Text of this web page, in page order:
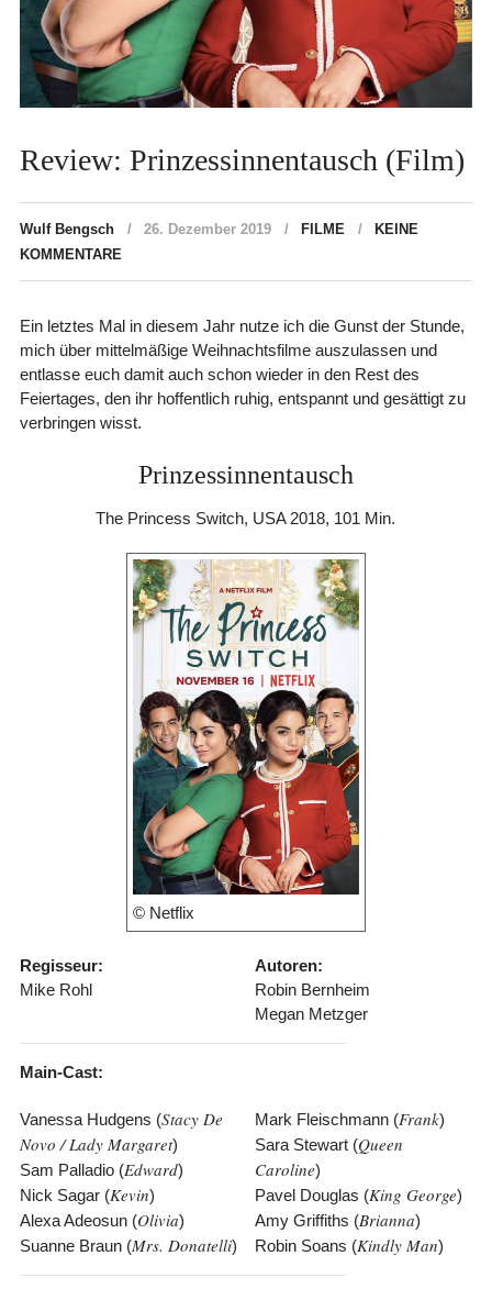
Review: Prinzessinnentausch (Film)
Wulf Bengsch 26. Dezember 2019 FILME
KEINE
KOMMENTARE
Ein letztes Mal in diesem Jahr nutze ich die Gunst der Stunde,
mich über mittelmäßige Weihnachtsfilme auszulassen und
entlasse euch damit auch schon wieder in den Rest des
Feiertages, den ihr hoffentlich ruhig, entspannt und gesättigt zu
verbringen wisst.
Prinzessinnentausch
The Princess Switch, USA 2018, 101 Min.
© Netflix
Regisseur:
Mike Rohl
Autoren:
Robin Bernheim
Megan Metzger
Main-Cast:
Vanessa Hudgens (Stacy De
Novo / Lady Margaret)
Sam Palladio (Edward)
Nick Sagar (Kevin)
Alexa Adeosun (Olivia)
Suanne Braun (Mrs. Donatelli)
Mark Fleischmann (Frank)
Sara Stewart (Queen
Caroline)
Pavel Douglas (King George)
Amy Griffiths (Brianna)
Robin Soans (Kindly Man)